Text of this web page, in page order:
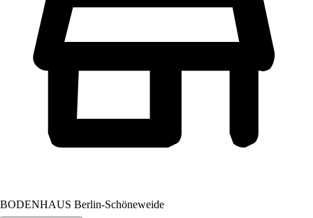
BODENHAUS Berlin-Schöneweide